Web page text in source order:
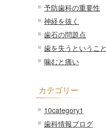
予防歯科の重要性
神経を抜く
歯石の問題点
歯を失うということ
噛むと痛い
カテゴリー
10category1
歯科情報ブログ